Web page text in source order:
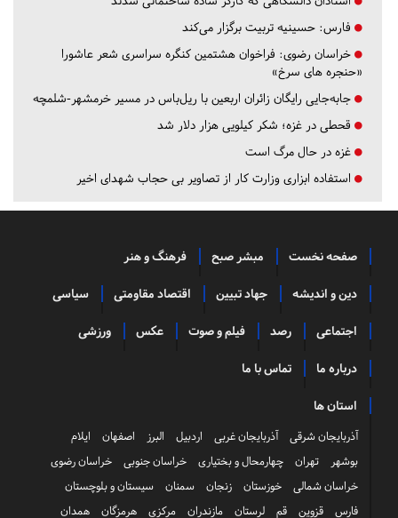
فارس: حسینیه تربیت برگزار می‌کند
خراسان رضوی: فراخوان هشتمین کنگره سراسری شعر عاشورا
«حنجره های سرخ»
جابه‌جایی رایگان زائران اربعین با ریل‌باس در مسیر خرمشهر-شلمچه
قحطی در غزه؛ شکر کیلویی هزار دلار شد
غزه در حال مرگ است
استفاده ابزاری وزارت کار از تصاویر بی حجاب شهدای اخیر
صفحه نخست مبشر صبح فرهنگ و هنر
دین و اندیشه جهاد تبیین اقتصاد مقاومتی سیاسی
اجتماعی رصد فیلم و صوت عکس ورزشی
درباره ما تماس با ما
استان ها
آذربایجان شرقی آذربایجان غربی اردبیل البرز اصفهان
ایلام
بوشهر
تهران چهارمحال و بختیاری خراسان جنوبی
خراسان رضوی
خراسان شمالی
خوزستان زنجان سمنان
سیستان و بلوچستان
فارس
قزوین قم لرستان مازندران مرکزی هرمزگان همدان